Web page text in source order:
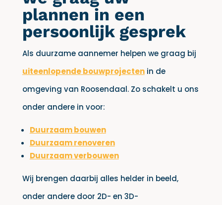
plannen in een
persoonlijk gesprek
Als duurzame aannemer helpen we graag bij
uiteenlopende bouwprojectenin de
omgeving van Roosendaal. Zo schakelt u ons
onder andere in voor:
Duurzaam bouwen
Duurzaam renoveren
Duurzaam verbouwen
Wij brengen daarbij alles helder in beeld,
onder andere door 2D- en 3D-